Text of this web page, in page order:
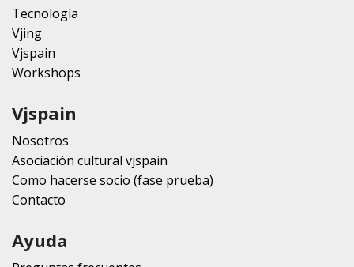
Tecnología
Vjing
Vjspain
Workshops
Vjspain
Nosotros
Asociación cultural vjspain
Como hacerse socio (fase prueba)
Contacto
Ayuda